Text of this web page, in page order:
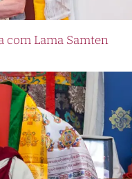
com Lama Samten